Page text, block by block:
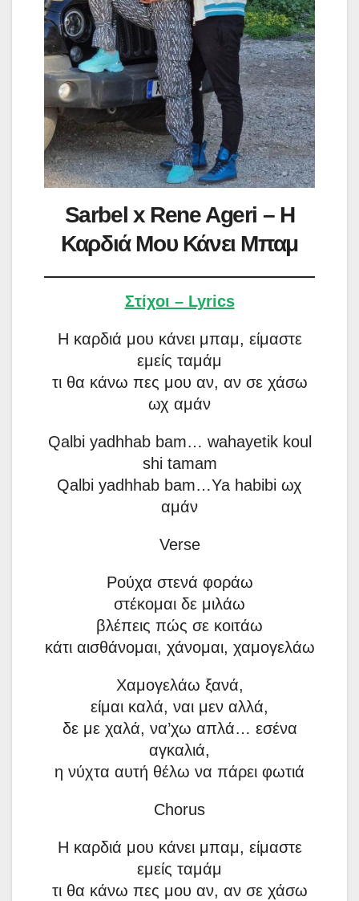
Sarbel x Rene Ageri – Η
Καρδιά Μου Κάνει Μπαμ
Στίχοι – Lyrics
Η καρδιά μου κάνει μπαμ, είμαστε
εμείς ταμάμ
τι θα κάνω πες μου αν, αν σε χάσω
ωχ αμάν
Qalbi yadhhab bam… wahayetik koul
shi tamam
Qalbi yadhhab bam…Ya habibi ωχ
αμάν
Verse
Ρούχα στενά φοράω
στέκομαι δε μιλάω
βλέπεις πώς σε κοιτάω
κάτι αισθάνομαι, χάνομαι, χαμογελάω
Χαμογελάω ξανά,
είμαι καλά, ναι μεν αλλά,
δε με χαλά, να’χω απλά… εσένα
αγκαλιά,
η νύχτα αυτή θέλω να πάρει φωτιά
Chorus
Η καρδιά μου κάνει μπαμ, είμαστε
εμείς ταμάμ
τι θα κάνω πες μου αν, αν σε χάσω